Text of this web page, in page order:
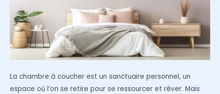
La chambre à coucher est un sanctuaire personnel, un
espace où l’on se retire pour se ressourcer et rêver. Mais